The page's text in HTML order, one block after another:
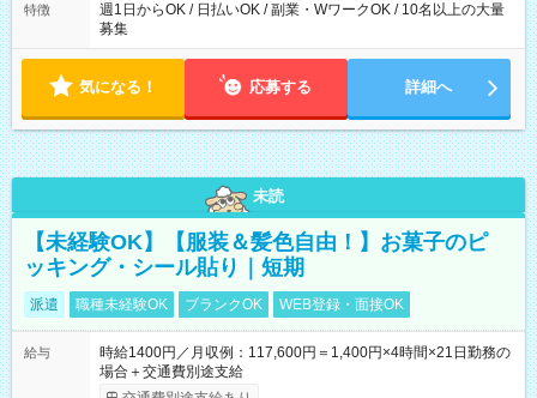
特徴
週1日からOK / 日払いOK / 副業・WワークOK / 10名以上の大量
募集
気になる！ 応募する 詳細へ
未読
【未経験OK】【服装＆髪色自由！】お菓子のピ
ッキング・シール貼り｜短期
派遣 職種未経験OK ブランクOK WEB登録・面接OK
給与
時給1400円／月収例：117,600円＝1,400円×4時間×21日勤務の
場合＋交通費別途支給